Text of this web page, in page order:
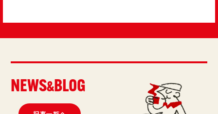
NEWS&BLOG